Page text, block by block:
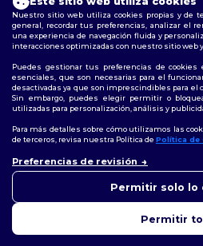
2026. Todos los derechos
Términos y Condiciones| Política de
Privacidad|Política de Cookies |Mapa
Síguenos
Madrid|Barcelona|Valencia|Seville|
Alicante
Nuestro sitio web utiliza cookies propias y de
general, recordar tus preferencias, analizar el
una experiencia de navegación fluida y
interacciones optimizadas con nuestro sitio web
Puedes gestionar tus preferencias de
esenciales, que son necesarias para el
desactivadas ya que son imprescindibles para el
Sin embargo, puedes elegir permitir o
utilizadas para personalización, análisis y
Para más detalles sobre cómo utilizamos las
de terceros, revisa nuestra Política de Política de
Preferencias de revisión
Permitir solo lo
Permitir